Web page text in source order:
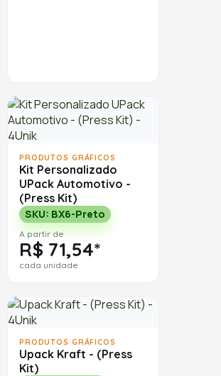
PRODUTOS GRÁFICOS
Kit Personalizado
UPack Automotivo -
(Press Kit)
SKU: BX6-Preto
A partir de
R$ 71,54*
cada unidade
PRODUTOS GRÁFICOS
Upack Kraft - (Press
Kit)